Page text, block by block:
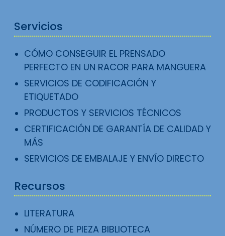
Servicios
CÓMO CONSEGUIR EL PRENSADO
PERFECTO EN UN RACOR PARA MANGUERA
SERVICIOS DE CODIFICACIÓN Y
ETIQUETADO
PRODUCTOS Y SERVICIOS TÉCNICOS
CERTIFICACIÓN DE GARANTÍA DE CALIDAD Y
MÁS
SERVICIOS DE EMBALAJE Y ENVÍO DIRECTO
Recursos
LITERATURA
NÚMERO DE PIEZA BIBLIOTECA